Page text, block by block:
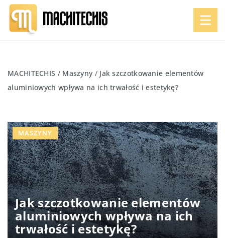
MACHITECHIS / Maszyny / Jak szczotkowanie elementów
aluminiowych wpływa na ich trwałość i estetykę?
Jak szczotkowanie elementów
aluminiowych wpływa na ich
trwałość i estetykę?
MASZYNY